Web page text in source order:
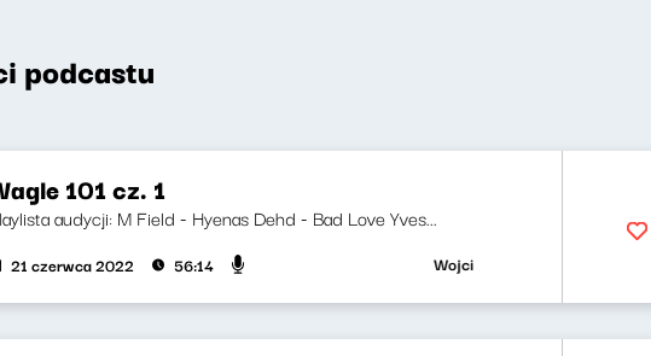
podcastu
101 cz. 1
audycji: M Field - Hyenas Dehd - Bad Love Yves...
21 czerwca 2022 56:14 Wojciech Waglewski, Bartosz "Fisz"